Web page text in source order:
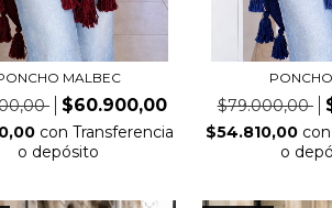
MALBEC
$60.900,00
con Transferencia
o depósito
$79.000,00
$54.810,00 con
o